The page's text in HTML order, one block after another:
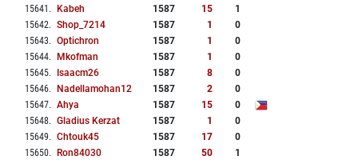
15641 . Kabeh 1587 15
1
15642. Shop_7214 1587 1
0
15643. Optichron 1587 1
0
15644. Mkofman 1587 1
0
15645. Isaacm26 1587 8
0
15646. Nadellamohan12 1587 2
0
15647. Ahya 1587 15
0
15648. Gladius Kerzat 1587 1
0
15649. Chtouk45 1587 17
0
15650. Ron84030 1587 50 1